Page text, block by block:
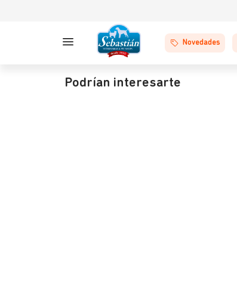
Novedades
Podrían interesarte